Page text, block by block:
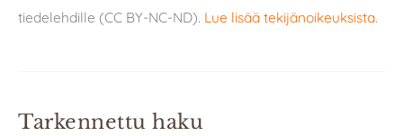
tiedelehdille (CC BY-NC-ND). Lue lisää tekijänoikeuksista.
Tarkennettu haku